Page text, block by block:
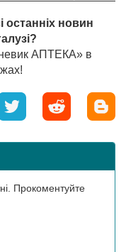
останніх новин
АПТЕКА» в
Прокоментуйте